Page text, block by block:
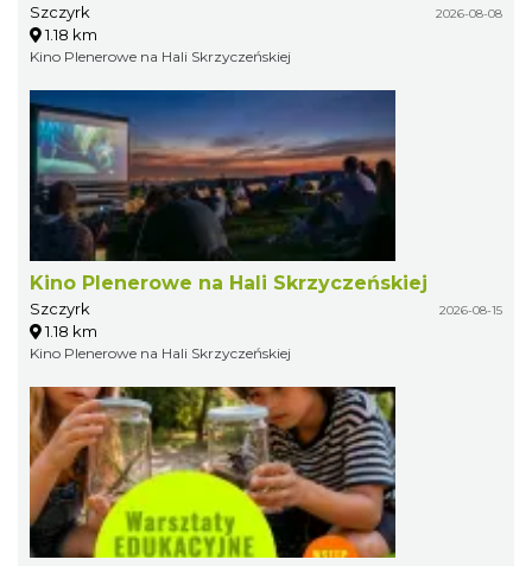
Szczyrk 2026-08-08
1.18 km
Kino Plenerowe na Hali Skrzyczeńskiej
Kino Plenerowe na Hali Skrzyczeńskiej
Szczyrk 2026-08-15
1.18 km
Kino Plenerowe na Hali Skrzyczeńskiej